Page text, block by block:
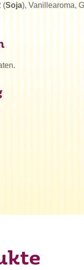
suchen
(Soja), Vanillearoma,